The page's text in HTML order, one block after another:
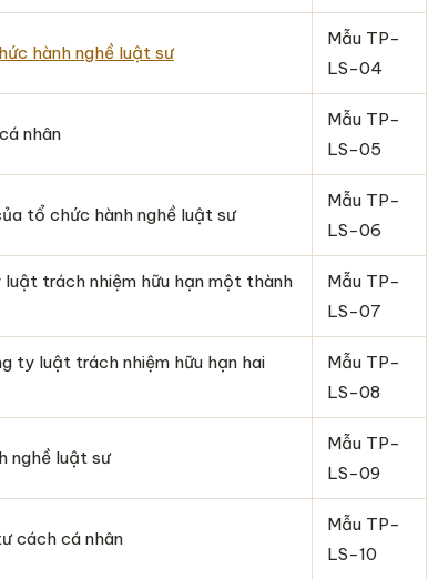
hành nghề luật sư
Mẫu TP-
LS-04
nhân
Mẫu TP-
LS-05
tổ chức hành nghề luật sư
Mẫu TP-
LS-06
trách nhiệm hữu hạn một thành
Mẫu TP-
LS-07
ty luật trách nhiệm hữu hạn hai
Mẫu TP-
LS-08
nghề luật sư
Mẫu TP-
LS-09
cách cá nhân
Mẫu TP-
LS-10